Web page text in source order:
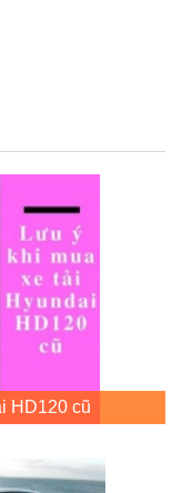
HD120 cũ